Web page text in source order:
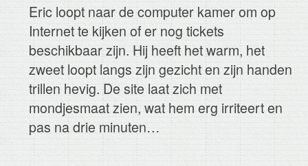
Eva
12-04-2025
Paul weet dat Eva, de project leidster van de
bouwplaats, vanmiddag langs komt. Het
contact met haar, geeft hem een gevoel dat
hij nooit eerder zo intens heeft gevoeld. Het
is een soort sterk gevoel van
verbondenheid. Gaat hij haar vragen of ze
met hem iets wil…